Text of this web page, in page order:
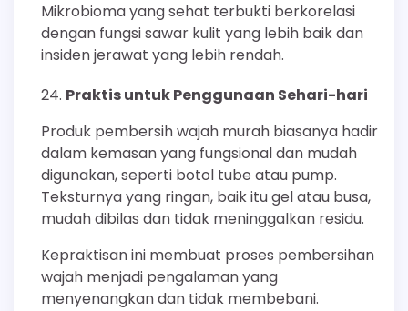
Mikrobioma yang sehat terbukti berkorelasi
dengan fungsi sawar kulit yang lebih baik dan
insiden jerawat yang lebih rendah.
Praktis untuk Penggunaan Sehari-hari
Produk pembersih wajah murah biasanya hadir
dalam kemasan yang fungsional dan mudah
digunakan, seperti botol tube atau pump.
Teksturnya yang ringan, baik itu gel atau busa,
mudah dibilas dan tidak meninggalkan residu.
Kepraktisan ini membuat proses pembersihan
wajah menjadi pengalaman yang
menyenangkan dan tidak membebani.